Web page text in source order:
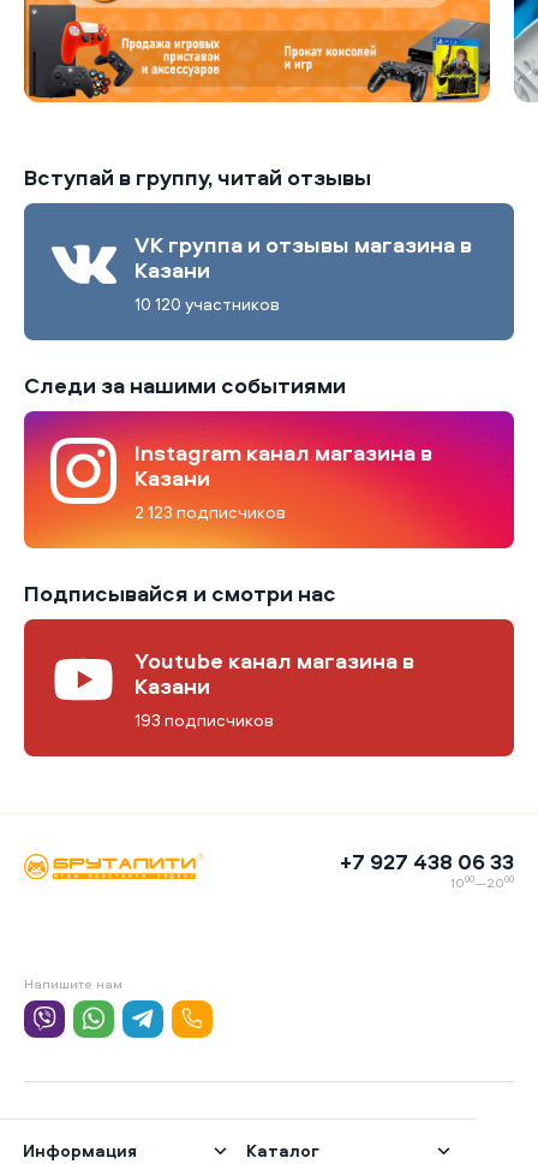
Вступай в группу, читай отзывы
VK группа и отзывы магазина в
Казани
10 120 участников
Следи за нашими событиями
Instagram канал магазина в
Казани
2 123 подписчиков
Подписывайся и смотри нас
Youtube канал магазина в
Казани
193 подписчиков
Информация Каталог
+7 927 438 06 33
1000—2000
Напишите нам